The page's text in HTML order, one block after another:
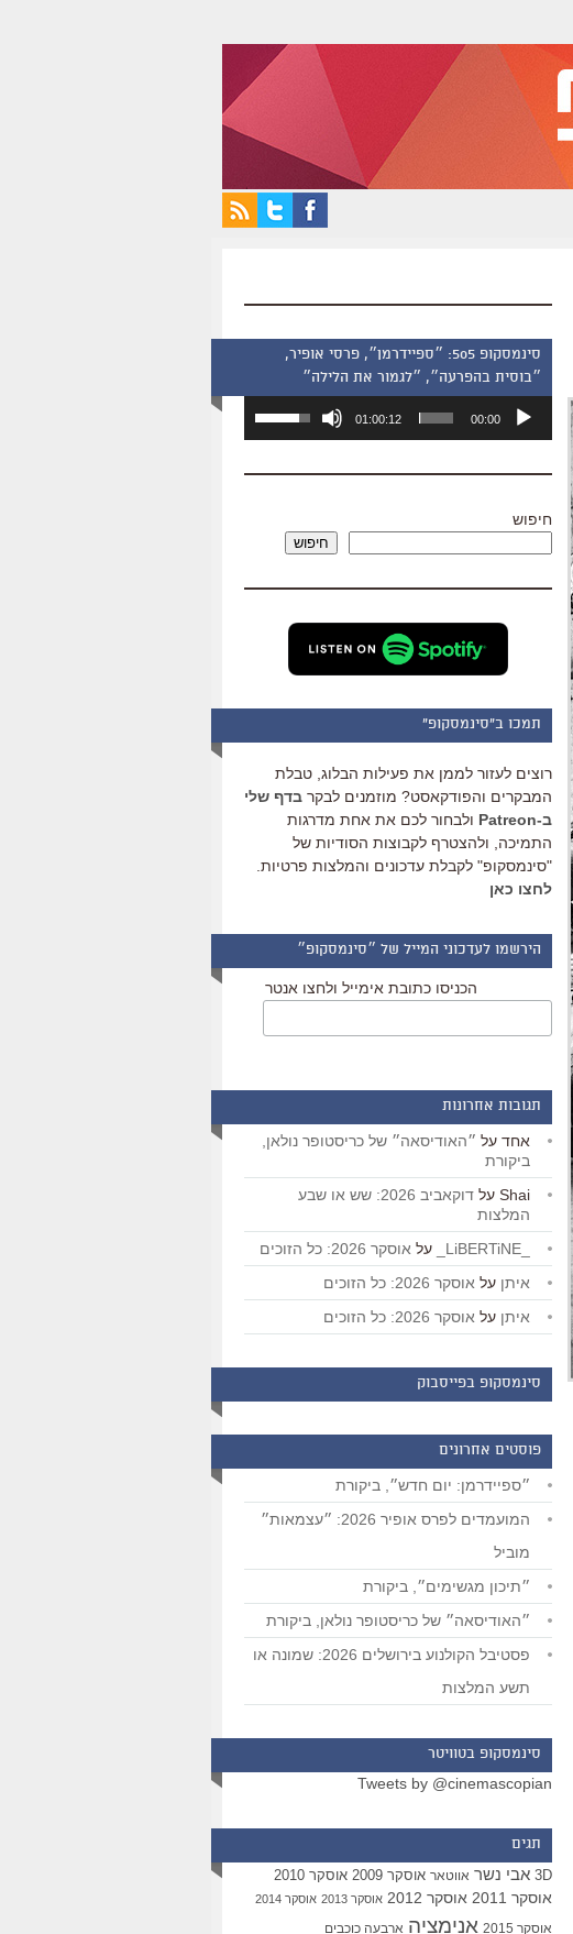
סינמסקופ 505: ״ספיידרמן״, פרסי אופיר,
״בוסית בהפרעה״, ״לגמור את הלילה״
אודיו
00:00
01:00:12
השתמש
כדי
שמע.
חיפוש
חיפוש
תמכו ב"סינמסקופ"
רוצים לעזור לממן את פעילות הבלוג, טבלת
המבקרים והפודקאסט? מוזמנים לבקר בדף שלי
ב-Patreon
ולבחור לכם את אחת מדרגות
התמיכה, ולהצטרף לקבוצות הסודיות של
"סינמסקופ" לקבלת עדכונים והמלצות פרטיות.
לחצו כאן
הירשמו לעדכוני המייל של ״סינמסקופ״
הכניסו כתובת אימייל ולחצו אנטר
תגובות אחרונות
אחד על ״האודיסאה״ של כריסטופר נולאן,
ביקורת
Shai על
דוקאביב 2026: שש או שבע
המלצות
על אוסקר 2026: כל הזוכים
איתן על אוסקר 2026: כל הזוכים
איתן על אוסקר 2026: כל הזוכים
סינמסקופ בפייסבוק
פוסטים אחרונים
״ספיידרמן: יום חדש״, ביקורת
המועמדים לפרס אופיר 2026: ״עצמאות״
מוביל
״תיכון מגשימים״, ביקורת
״האודיסאה״ של כריסטופר נולאן, ביקורת
פסטיבל הקולנוע בירושלים 2026: שמונה או
תשע המלצות
סינמסקופ בטוויטר
Tweets by @cinemascopian
תגים
3D אבי נשר אווטאר אוסקר 2009 אוסקר 2010
אוסקר 2011 אוסקר 2012 אוסקר 2013 אוסקר 2014
אוסקר 2015 אנימציה ארבעה כוכבים